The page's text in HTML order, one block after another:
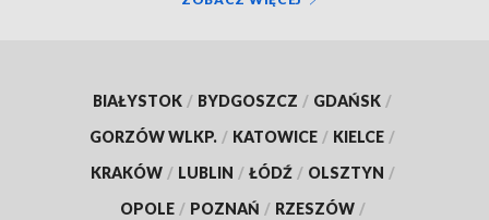
BIAŁYSTOK / BYDGOSZCZ / GDAŃSK /
GORZÓW WLKP. / KATOWICE / KIELCE /
KRAKÓW / LUBLIN / ŁÓDŹ / OLSZTYN /
OPOLE / POZNAŃ / RZESZÓW /